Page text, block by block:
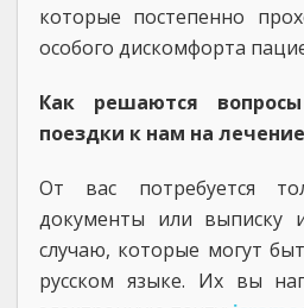
которые постепенно
особого дискомфорта
Как решаются
поездки к нам на лечение
От вас потребуется
документы или выписку
случаю, которые могут
русском языке. Их вы